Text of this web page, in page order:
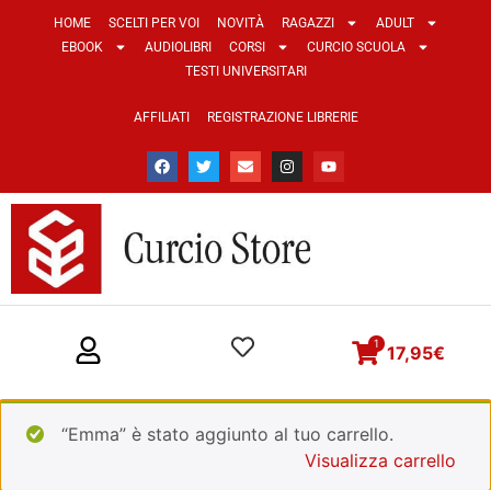
HOME SCELTI PER VOI NOVITÀ RAGAZZI
ADULT
EBOOK
AUDIOLIBRI CORSI
CURCIO SCUOLA
TESTI UNIVERSITARI
AFFILIATI REGISTRAZIONE LIBRERIE
17,95€
1
“Emma” è stato aggiunto al tuo carrello.
Visualizza carrello